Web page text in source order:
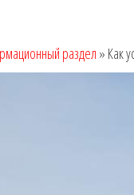
раздел » Как